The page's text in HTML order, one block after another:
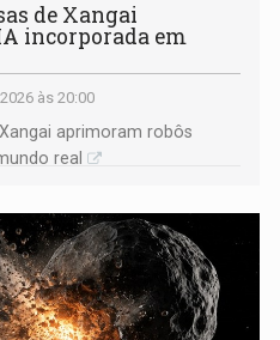
de Xangai
incorporada em
às 20:00
aprimoram robôs
real